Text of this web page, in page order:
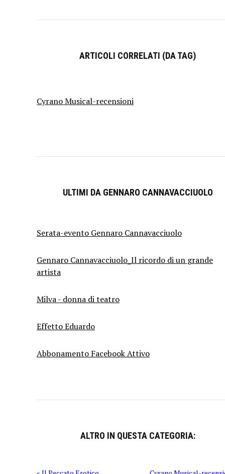
ARTICOLI CORRELATI (DA TAG)
Cyrano Musical-recensioni
ULTIMI DA GENNARO CANNAVACCIUOLO
Serata-evento Gennaro Cannavacciuolo
Gennaro Cannavacciuolo_Il ricordo di un grande
artista
Milva - donna di teatro
Effetto Eduardo
Abbonamento Facebook Attivo
ALTRO IN QUESTA CATEGORIA: